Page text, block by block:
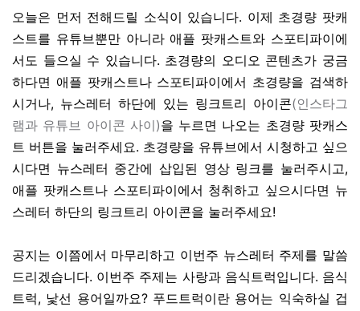
오늘은 먼저 전해드릴 소식이 있습니다. 이제 초경량 팟캐
스트를 유튜브뿐만 아니라 애플 팟캐스트와 스포티파이에
서도 들으실 수 있습니다. 초경량의 오디오 콘텐츠가 궁금
하다면 애플 팟캐스트나 스포티파이에서 초경량을 검색하
시거나, 뉴스레터 하단에 있는 링크트리 아이콘(인스타그
램과 유튜브 아이콘 사이)을 누르면 나오는 초경량 팟캐스
트 버튼을 눌러주세요. 초경량을 유튜브에서 시청하고 싶으
시다면 뉴스레터 중간에 삽입된 영상 링크를 눌러주시고,
애플 팟캐스트나 스포티파이에서 청취하고 싶으시다면 뉴
스레터 하단의 링크트리 아이콘을 눌러주세요!
공지는 이쯤에서 마무리하고 이번주 뉴스레터 주제를 말씀
드리겠습니다. 이번주 주제는 사랑과 음식트럭입니다. 음식
트럭, 낯선 용어일까요? 푸드트럭이란 용어는 익숙하실 겁